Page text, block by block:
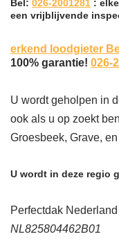
Bel: 026-2001281 :
een vrijblijvende
erkend loodgieter
100% garantie! 026-
U wordt geholpen in
ook als u op zoekt
Groesbeek, Grave,
U wordt in deze regio
Perfectdak Nederland
NL825804462B01